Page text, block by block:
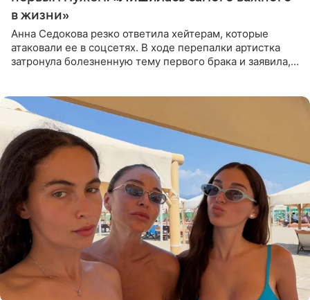
в жизни»
Анна Седокова резко ответила хейтерам, которые
атаковали ее в соцсетях. В ходе перепалки артистка
затронула болезненную тему первого брака и заявила,